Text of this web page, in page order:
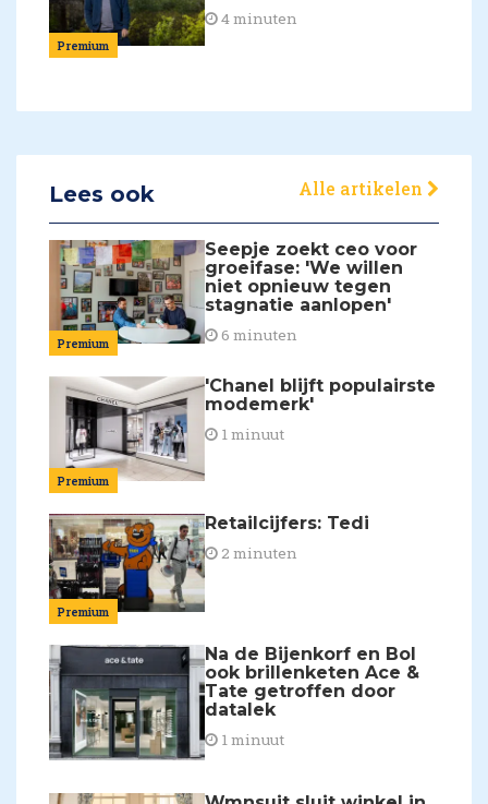
Premium
4 minuten
Lees ook Alle artikelen
Premium
Seepje zoekt ceo voor
groeifase: 'We willen
niet opnieuw tegen
stagnatie aanlopen'
6 minuten
Premium
'Chanel blijft populairste
modemerk'
1 minuut
Premium
Retailcijfers: Tedi
2 minuten
Na de Bijenkorf en Bol
ook brillenketen Ace &
Tate getroffen door
datalek
1 minuut